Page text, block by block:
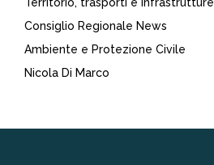
Consiglio Regionale News
Ambiente e Protezione Civile
Nicola Di Marco